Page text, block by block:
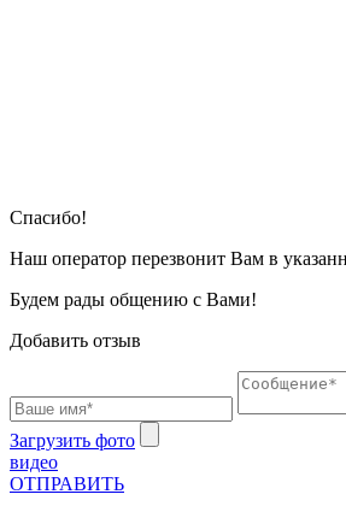
Cпасибо!
Наш оператор перезвонит Вам в
Будем рады общению с Вами!
Добавить отзыв
Загрузить фото
видео
ОТПРАВИТЬ